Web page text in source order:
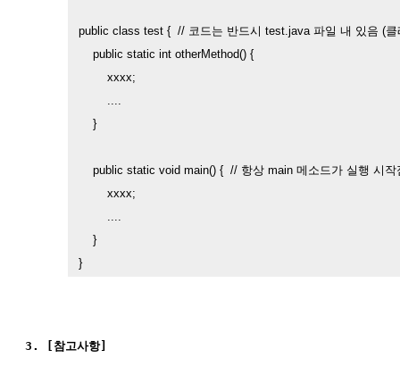
public class test {  // 코드는 반드시 test.java 파일 내 있음 (
    public static int otherMethod() {
        xxxx;
    }
public static void main() {  // 항상 main 메소드가 실행 시
        xxxx;
    }
}
3. [참고사항]